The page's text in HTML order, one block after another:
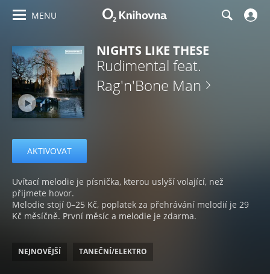
MENU
NIGHTS LIKE THESE
Rudimental feat.
Rag'n'Bone Man
AKTIVOVAT
Uvítací melodie je písnička, kterou uslyší volající, než
přijmete hovor.
Melodie stojí 0–25 Kč, poplatek za přehrávání melodií je 29
Kč měsíčně. První měsíc a melodie je zdarma.
NEJNOVĚJŠÍ TANEČNÍ/ELEKTRO